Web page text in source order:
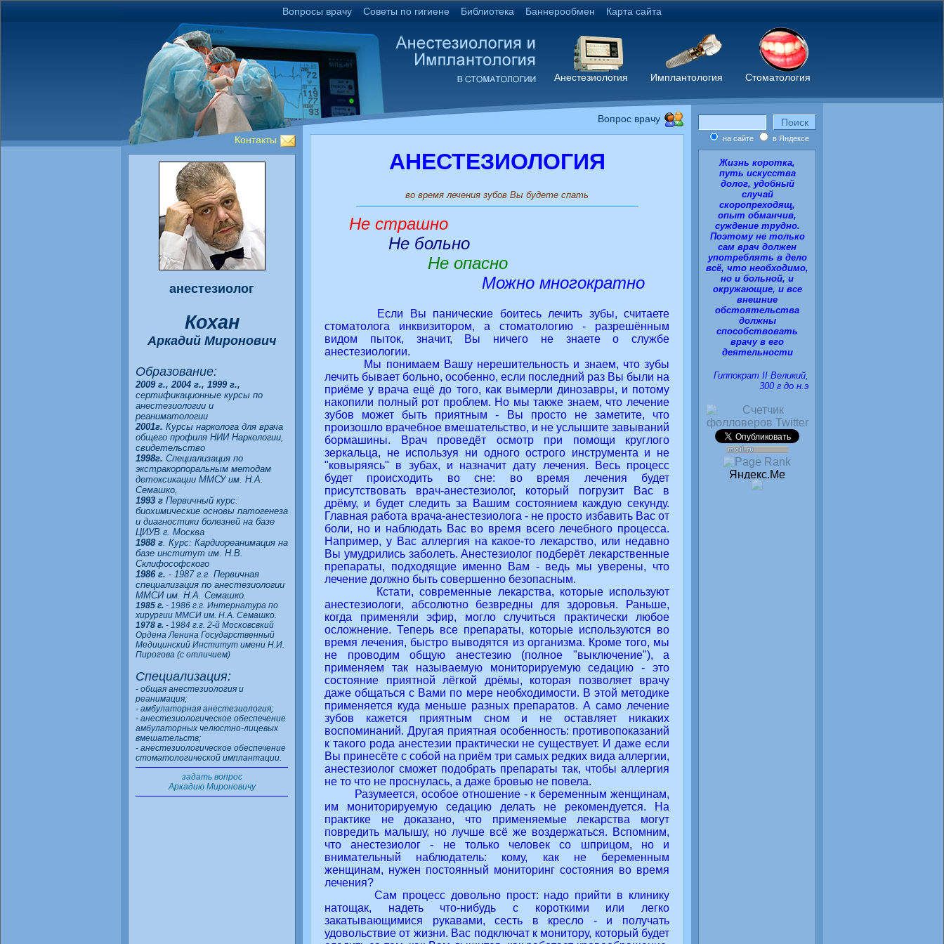
Вопросы врачу Советы по гигиене Библиотека Баннерообмен Карта сайта
Анестезиология Имплантология Стоматология
Контакты
анестезиолог
Кохан
Аркадий Миронович
Образование:
2009 г., 2004 г., 1999 г.,
сертификационные курсы по
анестезиологии и
реаниматологии
2001г. Курсы нарколога для врача
общего профиля НИИ Наркологии,
свидетельство
1998г. Специализация по
экстракорпоральным методам
детоксикации ММСУ им. Н.А.
Семашко,
1993 г Первичный курс:
биохимические основы патогенеза
и диагностики болезней на базе
ЦИУВ г. Москва
1988 г . Курс: Кардиореанимация на
базе институт им. Н.В.
Склифософского
1986 г. - 1987 г.г. Первичная
специализация по анестезиологии
ММСИ им. Н.А. Семашко.
1985 г. - 1986 г.г. Интернатура по
хирургии ММСИ им. Н.А. Семашко.
1978 г. - 1984 г.г. 2-й Московсвкий
Ордена Ленина Государственный
Медицинский Институт имени Н.И.
Пирогова (с отличием)
Специализация:
- общая анестезиология и
реанимация;
- амбулаторная анестезиология;
- анестезиологическое обеспечение
амбулаторных челюстно-лицевых
вмешательств;
- анестезиологическое обеспечение
стоматологической имплантации.
задать вопрос
Аркадию Мироновичу
Вопрос врачу
АНЕСТЕЗИОЛОГИЯ
во время лечения зубов Вы будете спать
Не страшно
Не больно
Не опасно
Можно многократно
Если Вы панические боитесь лечить зубы, считаете
стоматолога инквизитором, а стоматологию - разрешённым
видом пыток, значит, Вы ничего не знаете о службе
анестезиологии.
Мы понимаем Вашу нерешительность и знаем, что зубы
лечить бывает больно, особенно, если последний раз Вы были на
приёме у врача ещё до того, как вымерли динозавры, и потому
накопили полный рот проблем. Но мы также знаем, что лечение
зубов может быть приятным - Вы просто не заметите, что
произошло врачебное вмешательство, и не услышите завываний
бормашины. Врач проведёт осмотр при помощи круглого
зеркальца, не используя ни одного острого инструмента и не
"ковыряясь" в зубах, и назначит дату лечения. Весь процесс
будет происходить во сне: во время лечения будет
присутствовать врач-анестезиолог, который погрузит Вас в
дрёму, и будет следить за Вашим состоянием каждую секунду.
Главная работа врача-анестезиолога - не просто избавить Вас от
боли, но и наблюдать Вас во время всего лечебного процесса.
Например, у Вас аллергия на какое-то лекарство, или недавно
Вы умудрились заболеть. Анестезиолог подберёт лекарственные
препараты, подходящие именно Вам - ведь мы уверены, что
лечение должно быть совершенно безопасным.
Кстати, современные лекарства, которые используют
анестезиологи, абсолютно безвредны для здоровья. Раньше,
когда применяли эфир, могло случиться практически любое
осложнение. Теперь все препараты, которые используются во
время лечения, быстро выводятся из организма. Кроме того, мы
не проводим общую анестезию (полное "выключение"), а
применяем так называемую мониторируемую седацию - это
состояние приятной лёгкой дрёмы, которая позволяет врачу
даже общаться с Вами по мере необходимости. В этой методике
применяется куда меньше разных препаратов. А само лечение
зубов кажется приятным сном и не оставляет никаких
воспоминаний. Другая приятная особенность: противопоказаний
к такого рода анестезии практически не существует. И даже если
Вы принесёте с собой на приём три самых редких вида аллергии,
анестезиолог сможет подобрать препараты так, чтобы аллергия
не то что не проснулась, а даже бровью не повела.
Разумеется, особое отношение - к беременным женщинам,
им мониторируемую седацию делать не рекомендуется. На
практике не доказано, что применяемые лекарства могут
повредить малышу, но лучше всё же воздержаться. Вспомним,
что анестезиолог - не только человек со шприцом, но и
внимательный наблюдатель: кому, как не беременным
женщинам, нужен постоянный мониторинг состояния во время
лечения?
Сам процесс довольно прост: надо прийти в клинику
натощак, надеть что-нибудь с короткими или легко
закатывающимися рукавами, сесть в кресло - и получать
удовольствие от жизни. Вас подключат к монитору, который будет
на сайте в Яндексе
Жизнь коротка,
путь искусства
долог, удобный
случай
скоропреходящ,
опыт обманчив,
суждение трудно.
Поэтому не только
сам врач должен
употреблять в дело
всё, что необходимо,
но и больной, и
окружающие, и все
внешние
обстоятельства
должны
способствовать
врачу в его
деятельности
Гиппократ II Великий,
300 г до н.э